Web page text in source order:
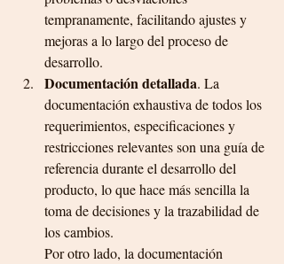
tempranamente, facilitando ajustes y
mejoras a lo largo del proceso de
desarrollo.
Documentación detallada. La
documentación exhaustiva de todos los
requerimientos, especificaciones y
restricciones relevantes son una guía de
referencia durante el desarrollo del
producto, lo que hace más sencilla la
toma de decisiones y la trazabilidad de
los cambios.
Por otro lado, la documentación